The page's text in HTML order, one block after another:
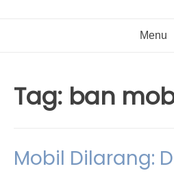
Menu
Tag: ban
Mobil Dilarang: